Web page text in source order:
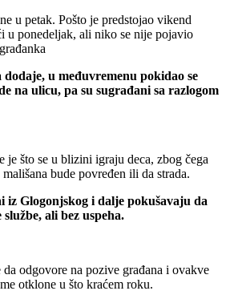
u petak. Pošto je predstojao vikend
u ponedeljak, ali niko se nije pojavio
u međuvremenu pokidao se
na ulicu, pa su sugrađani sa razlogom
je što se u blizini igraju deca, zbog čega
bude povređen ili da strada.
iz Glogonjskog i dalje pokušavaju da
ali bez uspeha.
odgovore na pozive građana i ovakve
otklone u što kraćem roku.